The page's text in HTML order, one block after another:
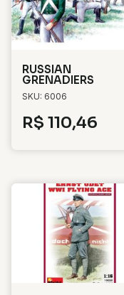
RUSSIAN
GRENADIERS
SKU: 6006
R$ 110,46